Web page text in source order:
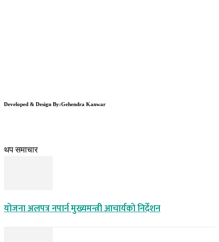
Developed & Design By:Gehendra Kanwar
थप समाचार
योजना अलपत्र नपार्न मुख्यमन्त्री आचार्यको निर्देशन